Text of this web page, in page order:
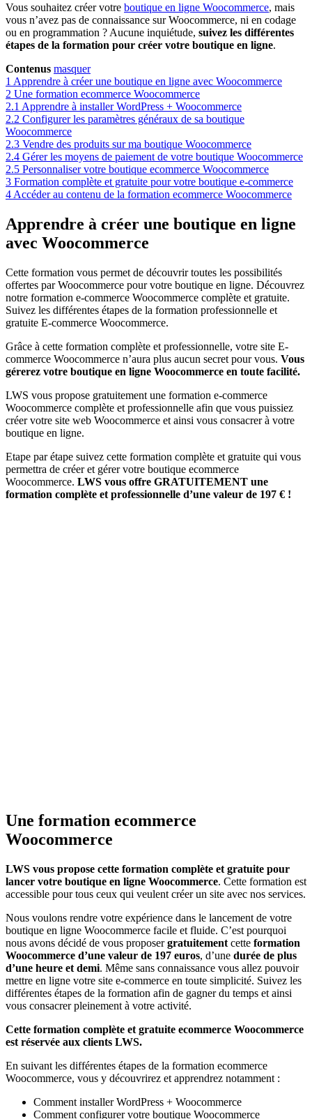
Vous souhaitez créer votre boutique en ligne Woocommerce, mais
vous n’avez pas de connaissance sur Woocommerce, ni en codage
ou en programmation ? Aucune inquiétude, suivez les différentes
étapes de la formation pour créer votre boutique en ligne.
Contenus masquer
1 Apprendre à créer une boutique en ligne avec Woocommerce
2 Une formation ecommerce Woocommerce
2.1 Apprendre à installer WordPress + Woocommerce
2.2 Configurer les paramètres généraux de sa boutique
Woocommerce
2.3 Vendre des produits sur ma boutique Woocommerce
2.4 Gérer les moyens de paiement de votre boutique Woocommerce
2.5 Personnaliser votre boutique ecommerce Woocommerce
3 Formation complète et gratuite pour votre boutique e-commerce
4 Accéder au contenu de la formation ecommerce Woocommerce
Apprendre à créer une boutique en ligne
avec Woocommerce
Cette formation vous permet de découvrir toutes les possibilités
offertes par Woocommerce pour votre boutique en ligne. Découvrez
notre formation e-commerce Woocommerce complète et gratuite.
Suivez les différentes étapes de la formation professionnelle et
gratuite E-commerce Woocommerce.
Grâce à cette formation complète et professionnelle, votre site E-
commerce Woocommerce n’aura plus aucun secret pour vous. Vous
gérerez votre boutique en ligne Woocommerce en toute facilité.
LWS vous propose gratuitement une formation e-commerce
Woocommerce complète et professionnelle afin que vous puissiez
créer votre site web Woocommerce et ainsi vous consacrer à votre
boutique en ligne.
Etape par étape suivez cette formation complète et gratuite qui vous
permettra de créer et gérer votre boutique ecommerce
Woocommerce. LWS vous offre GRATUITEMENT une
formation complète et professionnelle d’une valeur de 197 € !
Une formation ecommerce
Woocommerce
LWS vous propose cette formation complète et gratuite pour
lancer votre boutique en ligne Woocommerce. Cette formation est
accessible pour tous ceux qui veulent créer un site avec nos services.
Nous voulons rendre votre expérience dans le lancement de votre
boutique en ligne Woocommerce facile et fluide. C’est pourquoi
nous avons décidé de vous proposergratuitement cette formation
Woocommerce d’une valeur de 197 euros, d’une durée de plus
d’une heure et demi. Même sans connaissance vous allez pouvoir
mettre en ligne votre site e-commerce en toute simplicité. Suivez les
différentes étapes de la formation afin de gagner du temps et ainsi
vous consacrer pleinement à votre activité.
Cette formation complète et gratuite ecommerce Woocommerce
est réservée aux clients LWS.
En suivant les différentes étapes de la formation ecommerce
Woocommerce, vous y découvrirez et apprendrez notamment :
Comment installer WordPress + Woocommerce
Comment configurer votre boutique Woocommerce